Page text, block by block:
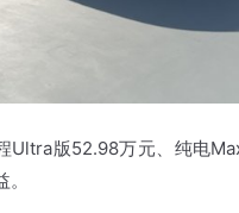
Ultra版52.98万元、纯电